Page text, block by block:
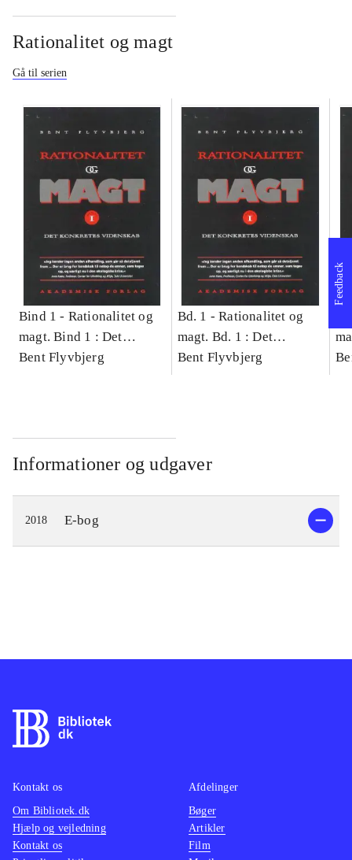
Rationalitet og magt
Gå til serien
Bind 1 - Rationalitet og
magt. Bind 1 : Det
konkretes videnskab
Bent Flyvbjerg
Bd. 1 -Rationalitet og
magt. Bd. 1 : Det
konkretes videnskab
Bent Flyvbjerg
Informationer og udgaver
2018 E-bog
Feedback
Kontakt os
Om Bibliotek.dk
Hjælp og vejledning
Kontakt os
Afdelinger
Bøger
Artikler
Film